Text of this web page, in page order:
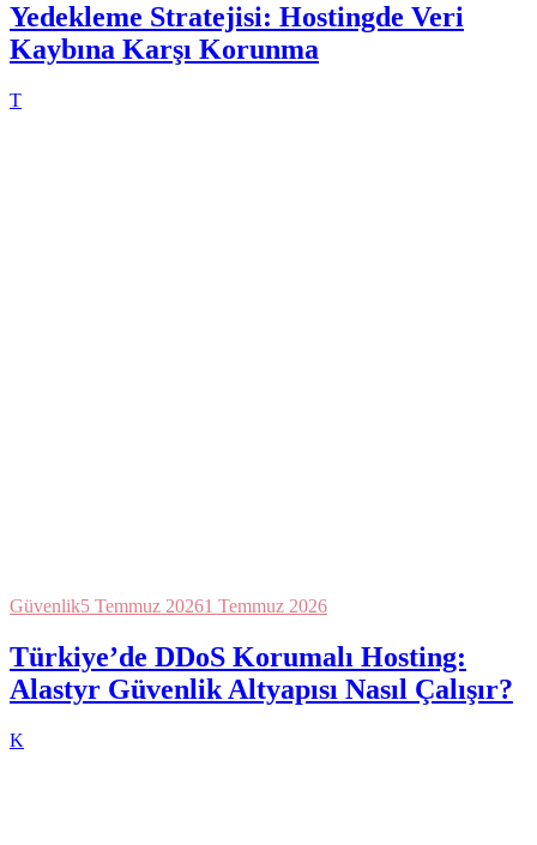
Yedekleme Stratejisi: Hostingde Veri
Kaybına Karşı Korunma
T
Güvenlik5 Temmuz 20261 Temmuz 2026
Türkiye’de DDoS Korumalı Hosting:
Alastyr Güvenlik Altyapısı Nasıl Çalışır?
K